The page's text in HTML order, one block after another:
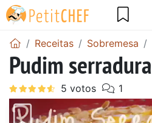
Receitas Sobremesa
Pudim serradura